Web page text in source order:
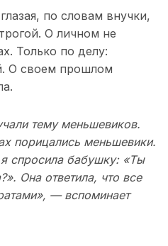
по словам внучки,
О личном не
Только по делу:
О своем прошлом
тему меньшевиков.
порицались меньшевики.
спросила бабушку: «Ты
Она ответила, что все
— вспоминает